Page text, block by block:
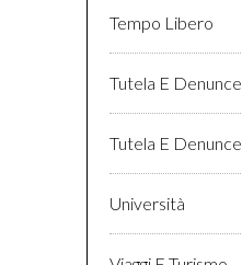
Tempo Libero
Tutela E Denunce
Tutela E Denunce
Università